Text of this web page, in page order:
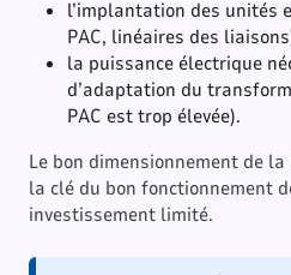
l’implantation des unités
PAC, linéaires des
la puissance électrique
d’adaptation du
PAC est trop élevée).
Le bon dimensionnement de
la clé du bon fonctionnement
investissement limité.